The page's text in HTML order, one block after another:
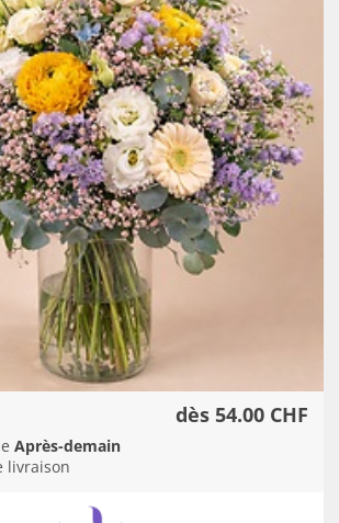
dès 54.00 CHF
Après-demain
livraison